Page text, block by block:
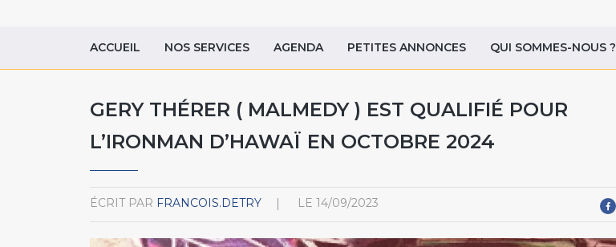
ACCUEIL NOS SERVICES AGENDA PETITES ANNONCES QUI SOMMES-NOUS ?
GERY THÉRER ( MALMEDY ) EST QUALIFIÉ POUR
L’IRONMAN D’HAWAÏ EN OCTOBRE 2024
ÉCRIT PAR FRANCOIS.DETRY LE 14/09/2023